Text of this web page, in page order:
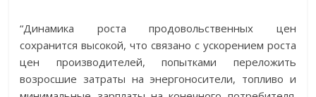
“Динамика роста продовольственных цен
сохранится высокой, что связано с ускорением роста
цен производителей, попытками переложить
возросшие затраты на энергоносители, топливо и